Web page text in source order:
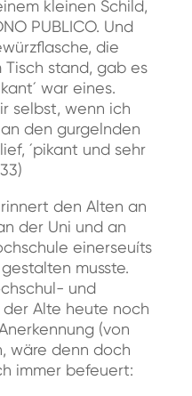
kleinen Schild,
PUBLICO. Und
die
stand, gab es
war eines.
selbst, wenn ich
den gurgelnden
´pikant und sehr
den Alten an
der Uni und an
einerseuíts
musste.
und
Alte heute noch
(von
wäre denn doch
immer befeuert: